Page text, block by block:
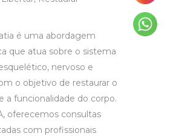
é uma abordagem
que atua sobre o sistema
nervoso e
o objetivo de restaurar o
a funcionalidade do corpo.
oferecemos consultas
com profissionais